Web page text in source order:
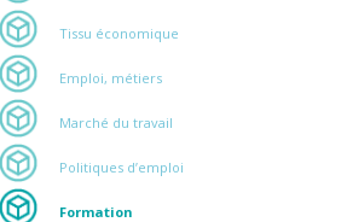
Tissu économique
Emploi, métiers
Marché du travail
Politiques d’emploi
Formation